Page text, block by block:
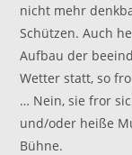
nicht mehr
Schützen. Auch
Aufbau der
Wetter statt, so
… Nein, sie fror
und/oder heiße
Bühne.